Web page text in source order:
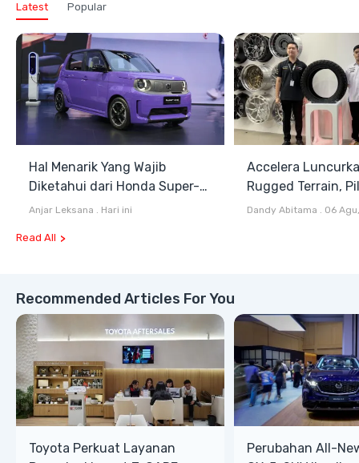
Latest Popular
Hal Menarik Yang Wajib
Diketahui dari Honda Super-
ONE Selain Harga
Anjar Leksana . Hari ini
Accelera
Rugged Terrain,
Antara All Terrain
Dandy Abitama . 06
Read All
Recommended Articles For You
Toyota Perkuat Layanan
Perubahan All-